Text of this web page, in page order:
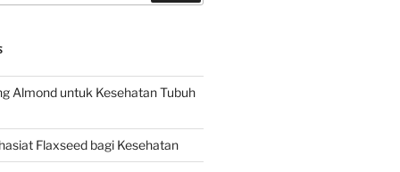
Almond untuk Kesehatan Tubuh
Flaxseed bagi Kesehatan